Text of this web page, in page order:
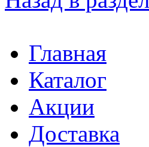
Главная
Каталог
Акции
Доставка